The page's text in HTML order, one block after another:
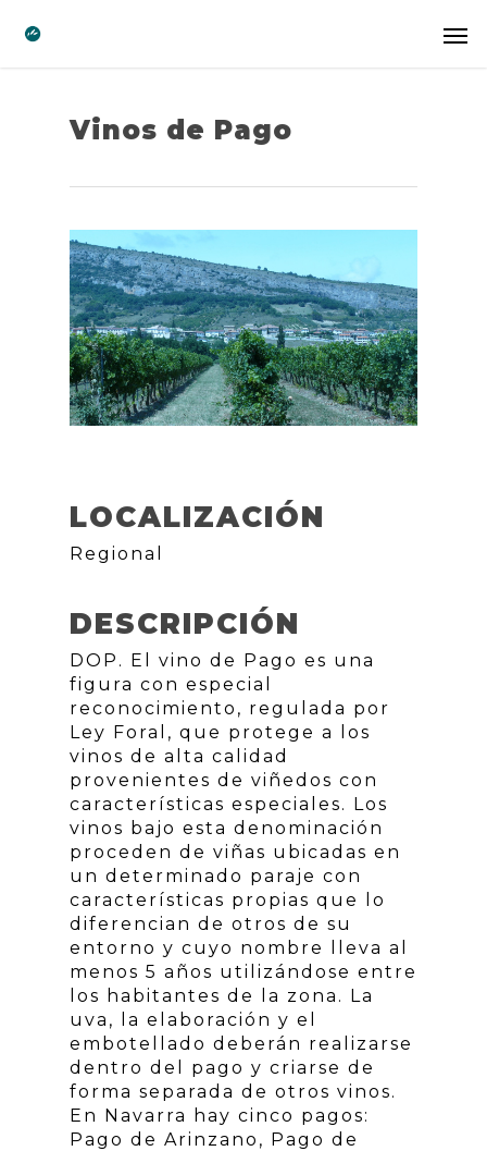
Vinos de Pago
LOCALIZACIÓN
Regional
DESCRIPCIÓN
DOP. El vino de Pago es una
figura con especial
reconocimiento, regulada por
Ley Foral, que protege a los
vinos de alta calidad
provenientes de viñedos con
características especiales. Los
vinos bajo esta denominación
proceden de viñas ubicadas en
un determinado paraje con
características propias que lo
diferencian de otros de su
entorno y cuyo nombre lleva al
menos 5 años utilizándose entre
los habitantes de la zona. La
uva, la elaboración y el
embotellado deberán realizarse
dentro del pago y criarse de
forma separada de otros vinos.
En Navarra hay cinco pagos:
Pago de Arinzano, Pago de